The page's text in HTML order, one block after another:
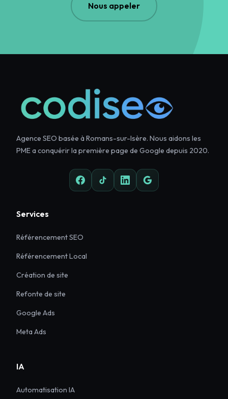
Nous appeler
Agence SEO basée à Romans-sur-Isère. Nous aidons les
PME a conquérir la première page de Google depuis 2020.
Facebook
TikTokLinkedInGoogle
Services
Référencement SEO
Référencement Local
Création de site
Refonte de site
Google Ads
Meta Ads
IA
Automatisation IA